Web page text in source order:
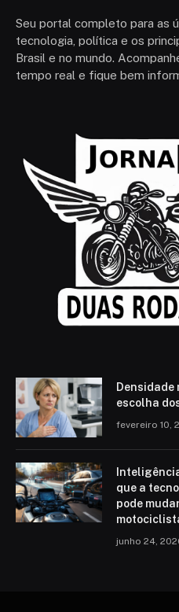
Seu portal completo para as
tecnologia, política e os
Brasil e no mundo.
tempo real e fique bem
Densidade
escolha
fevereiro 10,
que a
pode
junho 24,